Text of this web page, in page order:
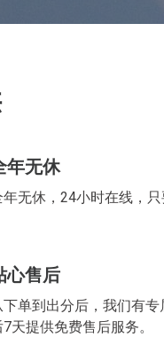
年无休
年无休，24小时在线，只
心售后
下单到出分后，我们有
7天提供免费售后服务。